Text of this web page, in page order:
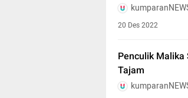
20 Des 2022
Penculik
Tajam